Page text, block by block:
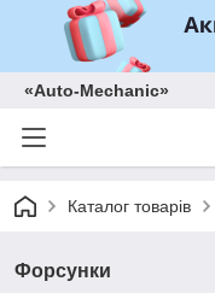
«Auto-Mechanic»
Каталог товарів
Форсунки